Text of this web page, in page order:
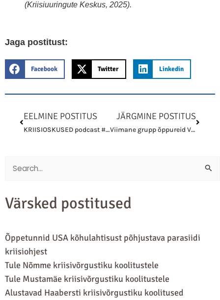
(Kriisiuuringute Keskus, 2025).
Jaga postitust:
Facebook Twitter Linkedin
EELMINE POSTITUS
KRIISIOSKUSED podcast #6 – Henri Kaselo ja Joosep Mägi Kohtla-Järve elanikkonnakaitse seisust
JÄRGMINE POSTITUS
Viimane grupp õppureid Väike-Õismäe kevadisel ellujäämiskoolitusel
Search
Värsked postitused
Õppetunnid USA kõhulahtisust põhjustava parasiidi
kriisiohjest
Tule Nõmme kriisivõrgustiku koolitustele
Tule Mustamäe kriisivõrgustiku koolitustele
Alustavad Haabersti kriisivõrgustiku koolitused